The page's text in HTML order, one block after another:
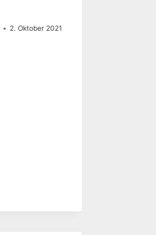
2. Oktober 2021